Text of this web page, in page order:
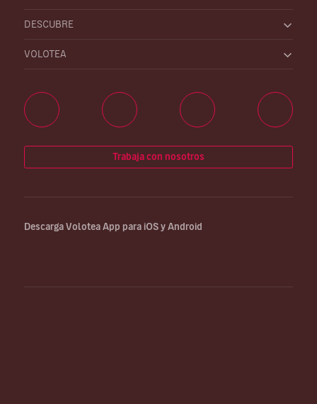
DESCUBRE
VOLOTEA
Trabaja con nosotros
Descarga Volotea App para iOS y Android